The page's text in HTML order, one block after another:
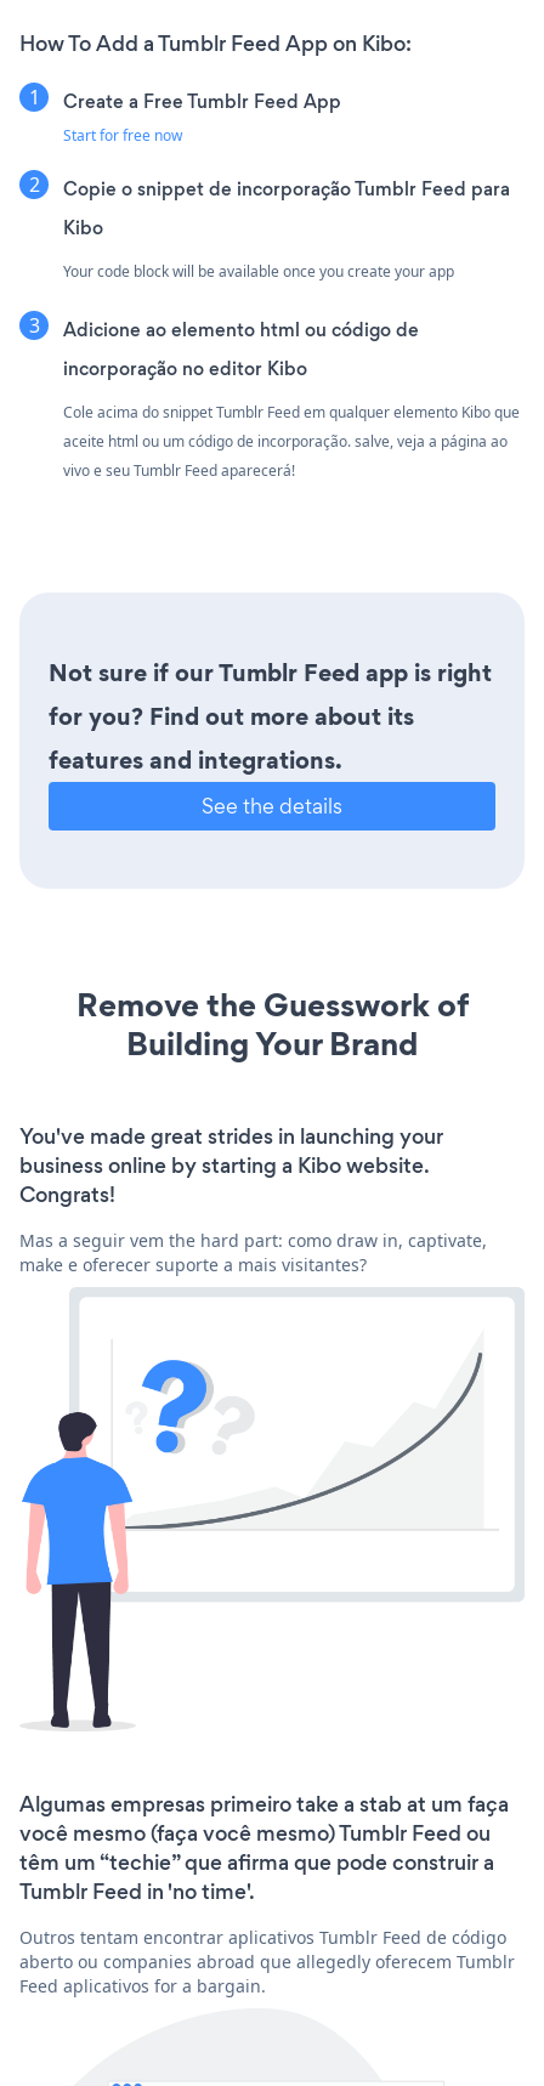
How To Add a Tumblr Feed App on Kibo:
Create a Free Tumblr Feed App
Start for free now
Copie o snippet de incorporação Tumblr Feed para
Kibo
Your code block will be available once you create your app
Adicione ao elemento html ou código de
incorporação no editor Kibo
Cole acima do snippet Tumblr Feed em qualquer elemento Kibo que
aceite html ou um código de incorporação. salve, veja a página ao
vivo e seu Tumblr Feed aparecerá!
Not sure if our Tumblr Feed app is right
for you? Find out more about its
features and integrations.
See the details
Remove the Guesswork of
Building Your Brand
You've made great strides in launching your
business online by starting a Kibo website.
Congrats!
Mas a seguir vem the hard part: como draw in, captivate,
make e oferecer suporte a mais visitantes?
Algumas empresas primeiro take a stab at um faça
você mesmo (faça você mesmo) Tumblr Feed ou
têm um “techie” que afirma que pode construir a
Tumblr Feed in 'no time'.
Outros tentam encontrar aplicativos Tumblr Feed de código
aberto ou companies abroad que allegedly oferecem Tumblr
Feed aplicativos for a bargain.